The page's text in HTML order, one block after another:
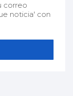
correo
noticia' con